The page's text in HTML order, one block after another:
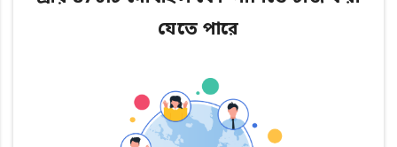
যেতে পারে